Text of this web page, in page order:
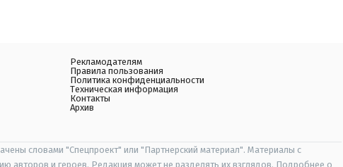
Рекламодателям
Правила пользования
Политика конфиденциальности
Техническая информация
Контакты
Архив
словами "Спецпроект" или "Партнерский материал". Материалы с
авторов и героев. Редакция может не разделять их взглядов. Подробнее о